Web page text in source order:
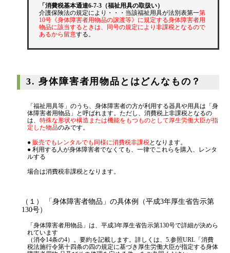
「消費税基本通達6-7-3（福祉用具の取扱い）
介護保険法の規定により・・・当該福祉用具が法別表第一第
10号《身体障害者用物品の譲渡等》に規定する身体障害者用
物品に該当するときは、同号の規定により非課税となるので
あるから留意する。
3. 身体障害者用物品とはどんなもの？
「福祉用具等」のうち、身体障害者の方が利用する器具や用具は「身
体障害者用物品」と呼ばれます。ただし、消費税上非課税となるの
は、 特殊な形状や構造または機能をもつものとして厚生労働大臣が指
定した物品のみです。
● 販売でもレンタルでも同様に消費税非課税 となります。
● 利用する人が身体障害者でなくても、一律でこれらを購入、レンタ
ルする
場合は消費税非課税となります。
（１） 「身体障害者物品」の具体例（平成3年厚生省告示第
130号）
「身体障害者用物品」は、平成3年厚生省告示第130号で詳細が決めら
れています
（消令14条の4）。要約を記載します。詳しくは、5.参照URL「消費
税法施行令第十四条の四の規定に基づき厚生労働大臣が指定する身体